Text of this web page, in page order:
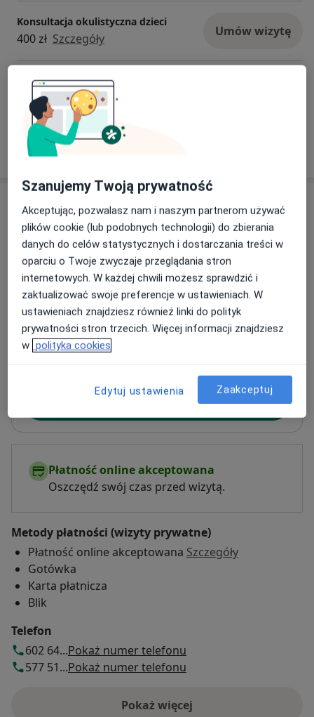
Konsultacja okulistyczna dzieci
400 zł Szczegóły Umów wizytę
Konsultacja okulistyczna + badanie OCT
470 zł Szczegóły
W jaki sposób ustalane są ceny?
Adresy (2)
Adres 1 Adres 2
Instytut Okulistyki dr Stawowski
Wesoła 36/4, Piaski, 15-306Białystok
Dostępność
Pokaż kalendarz
Płatność online akceptowana
Oszczędź swój czas przed wizytą.
Metody płatności (wizyty prywatne)
Płatność online akceptowana Szczegóły
Gotówka
Karta płatnicza
Blik
Telefon
602 64...Pokaż numer telefonu
577 51...Pokaż numer telefonu
Pokaż więcej
o adresie
Szanujemy Twoją prywatność
Akceptując, pozwalasz nam i naszym partnerom używać
plików cookie (lub podobnych technologii) do zbierania
danych do celów statystycznych i dostarczania treści w
oparciu o Twoje zwyczaje przeglądania stron
internetowych. W każdej chwili możesz sprawdzić i
zaktualizować swoje preferencje w ustawieniach. W
ustawieniach znajdziesz również linki do polityk
prywatności stron trzecich. Więcej informacji znajdziesz
w polityka cookies
Edytuj ustawienia Zaakceptuj